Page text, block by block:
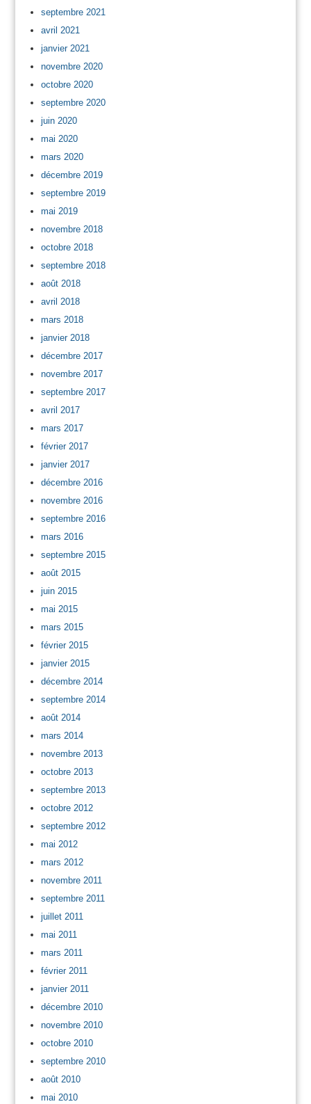
septembre 2021
avril 2021
janvier 2021
novembre 2020
octobre 2020
septembre 2020
juin 2020
mai 2020
mars 2020
décembre 2019
septembre 2019
mai 2019
novembre 2018
octobre 2018
septembre 2018
août 2018
avril 2018
mars 2018
janvier 2018
décembre 2017
novembre 2017
septembre 2017
avril 2017
mars 2017
février 2017
janvier 2017
décembre 2016
novembre 2016
septembre 2016
mars 2016
septembre 2015
août 2015
juin 2015
mai 2015
mars 2015
février 2015
janvier 2015
décembre 2014
septembre 2014
août 2014
mars 2014
novembre 2013
octobre 2013
septembre 2013
octobre 2012
septembre 2012
mai 2012
mars 2012
novembre 2011
septembre 2011
juillet 2011
mai 2011
mars 2011
février 2011
janvier 2011
décembre 2010
novembre 2010
octobre 2010
septembre 2010
août 2010
mai 2010